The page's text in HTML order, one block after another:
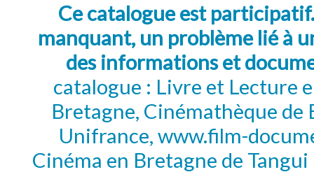
Ce catalogue est
manquant, un problème lié à
des informations et
catalogue : Livre et Lecture
Bretagne, Cinémathèque de
Unifrance, www.film-
Cinéma en Bretagne de